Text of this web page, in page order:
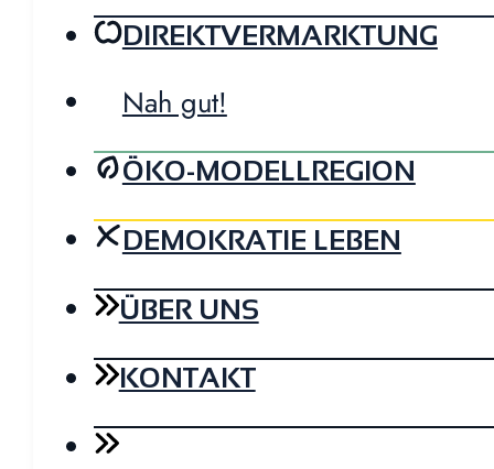
DIREKTVERMARKTUNG
Nah gut!
ÖKO-MODELLREGION
DEMOKRATIE LEBEN
ÜBER UNS
KONTAKT